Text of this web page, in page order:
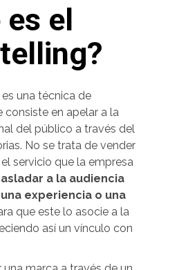
es el
una técnica de
consiste en apelar a la
del público a través del
No se trata de vender
servicio que la empresa
a la audiencia
experiencia o una
que este lo asocie a la
así un vínculo con